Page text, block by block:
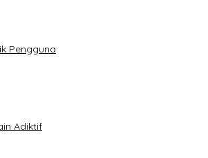
Pengguna
Adiktif